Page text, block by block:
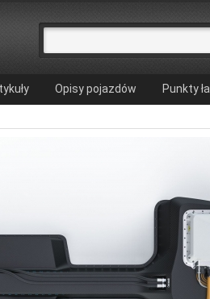
Opisy pojazdów Punkty